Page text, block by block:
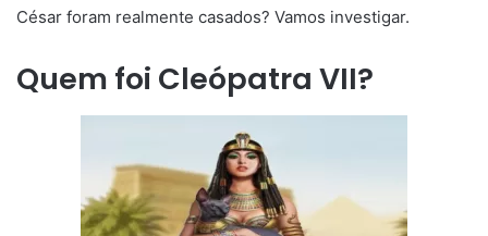
César foram realmente casados? Vamos investigar.
Quem foi Cleópatra VII?